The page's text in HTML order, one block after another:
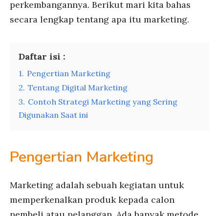
perkembangannya. Berikut mari kita bahas
secara lengkap tentang apa itu marketing.
Daftar isi :
1. Pengertian Marketing
2. Tentang Digital Marketing
3. Contoh Strategi Marketing yang Sering
Digunakan Saat ini
Pengertian Marketing
Marketing adalah sebuah kegiatan untuk
memperkenalkan produk kepada calon